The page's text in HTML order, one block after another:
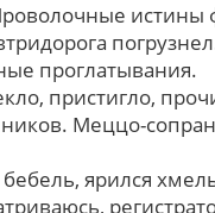
истины
проглатывания.
пристигло,
Меццо-
ярился